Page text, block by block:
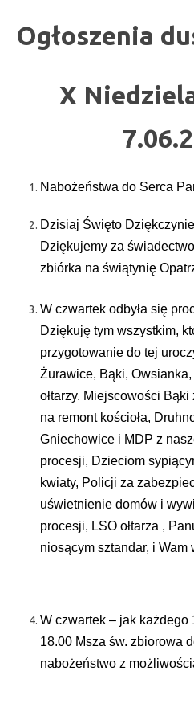
Ogłoszenia
X
Nabożeństwa do Serca
Dzisiaj Święto
Dziękujemy za
zbiórka na świątynię
W czwartek odbyła się
Dziękuję tym wszystkim,
przygotowanie do tej
Żurawice, Bąki,
ołtarzy. Miejscowości Bąki
na remont kościoła,
Gniechowice i MDP z
procesji, Dzieciom
kwiaty, Policji za
uświetnienie domów i
procesji, LSO ołtarza ,
niosącym sztandar, i Wam
W czwartek – jak każdego
18.00 Msza św. zbiorowa
nabożeństwo z